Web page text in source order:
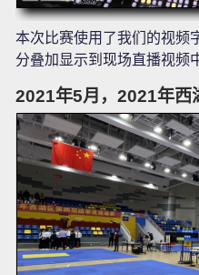
本次比赛使用了我们的视频
分叠加显示到现场直播视频
2021年5月，2021年西